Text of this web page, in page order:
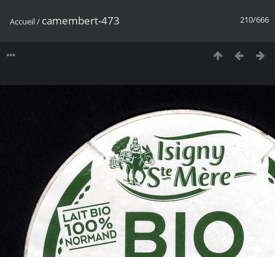
210/666
Accueil/ camembert-473